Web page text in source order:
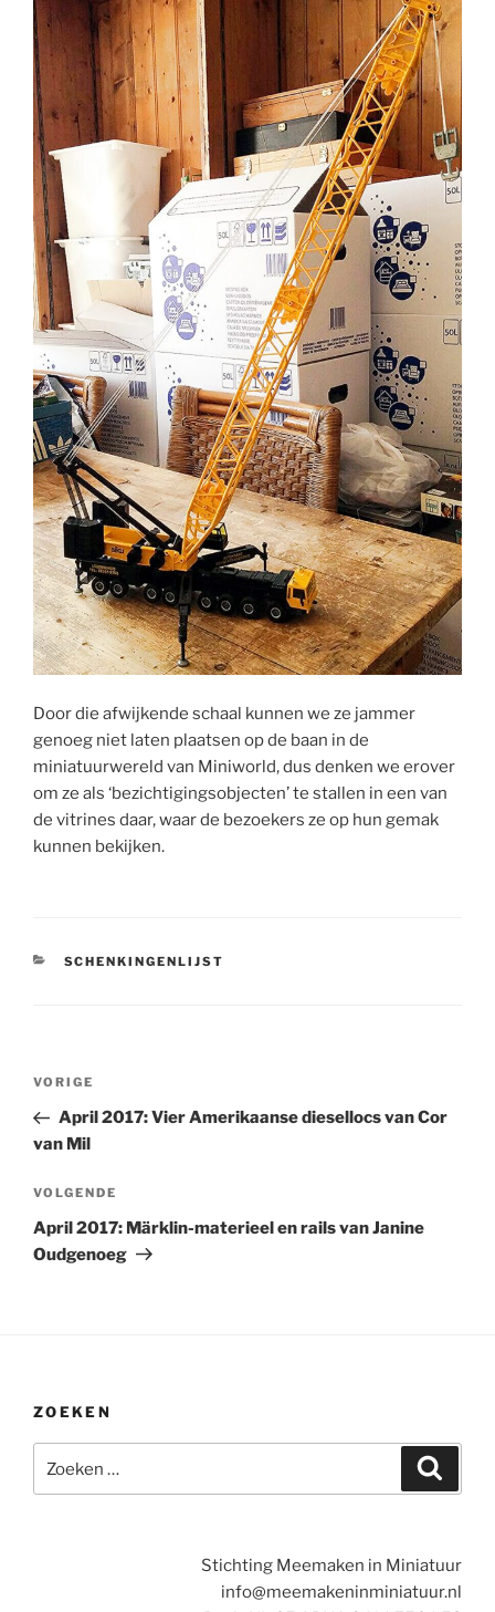
Door die afwijkende schaal kunnen we ze jammer
genoeg niet laten plaatsen op de baan in de
miniatuurwereld van Miniworld, dus denken we erover
om ze als ‘bezichtigingsobjecten’ te stallen in een van
de vitrines daar, waar de bezoekers ze op hun gemak
kunnen bekijken.
CATEGORIEËN
SCHENKINGENLIJST
Bericht
Vorig
bericht
VORIGE
April 2017: Vier Amerikaanse diesellocs van Cor
van Mil
Volgend
bericht
VOLGENDE
April 2017: Märklin-materieel en rails van Janine
Oudgenoeg
ZOEKEN
naar:
Stichting Meemaken in Miniatuur
info@meemakeninminiatuur.nl